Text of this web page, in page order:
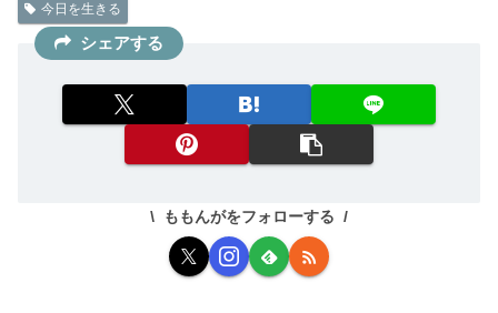
今日を生きる
シェアする
ももんがをフォローする